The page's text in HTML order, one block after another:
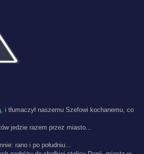
, i tłumaczył naszemu Szefowi kochanemu, co
jedzie razem przez miasto...
rano i po południu...